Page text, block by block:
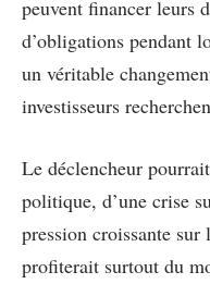
peuvent financer leurs
d’obligations pendant
un véritable
investisseurs
Le déclencheur
politique, d’une crise
pression croissante
profiterait surtout du